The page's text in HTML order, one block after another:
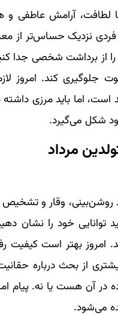
لطافت، آرامش عاطفی
نزدیک حساس‌تر از
از برداشت شخصی جدا
جلوگیری کند. امروز
است، اما باید مرزی
شکل می‌گیرد.
مرداد
روشن‌بینی، وقار و
توانایی خود را نشان
امروز بهتر است کیفیت
از بحث درباره
در آن هست یا نه. پیام
می‌شود.